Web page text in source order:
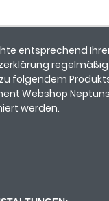
entsprechend
folgendem
Webshop
werden.